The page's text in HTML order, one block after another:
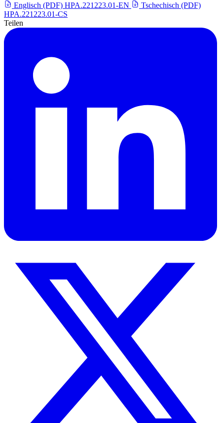
Englisch (PDF) HPA.221223.01-EN
Tschechisch (PDF)
HPA.221223.01-CS
Teilen